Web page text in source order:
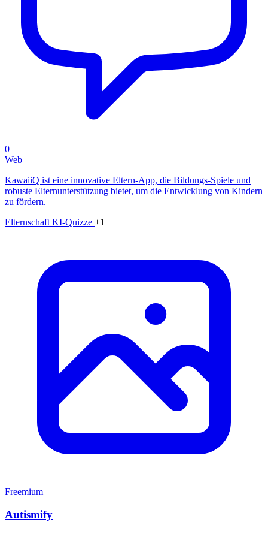
0
Web
KawaiiQ ist eine innovative Eltern-App, die Bildungs-Spiele und
robuste Elternunterstützung bietet, um die Entwicklung von Kindern
zu fördern.
Elternschaft KI-Quizze +1
Freemium
Autismify